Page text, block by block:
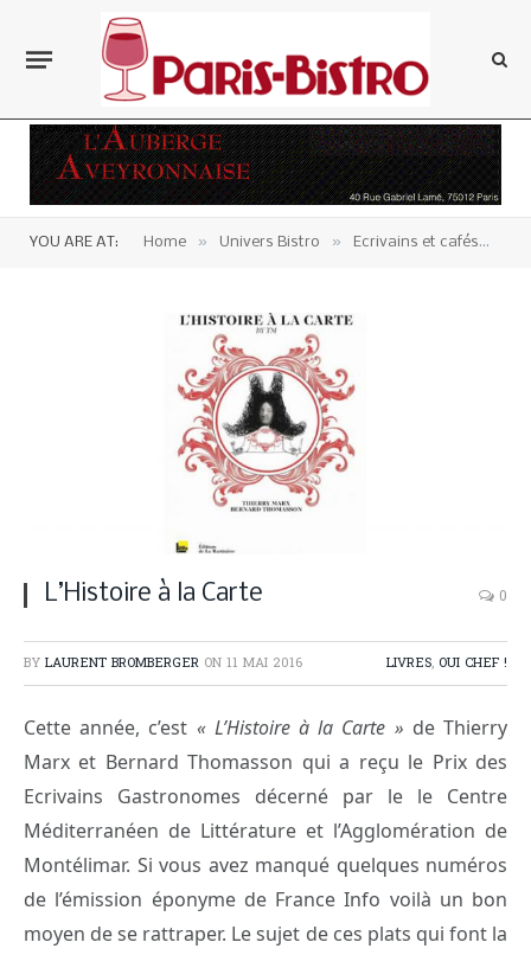
YOU ARE AT: Home » Univers Bistro » Ecrivains et cafés
L’Histoire à la Carte 0
BY LAURENT BROMBERGER ON 11 MAI 2016 LIVRES, OUI CHEF !
Cette année, c’est « L’Histoire à la Carte » de Thierry
Marx et Bernard Thomasson qui a reçu le Prix des
Ecrivains Gastronomes décerné par le le Centre
Méditerranéen de Littérature et l’Agglomération de
Montélimar. Si vous avez manqué quelques numéros
de l’émission éponyme de France Info voilà un bon
moyen de se rattraper. Le sujet de ces plats qui font la